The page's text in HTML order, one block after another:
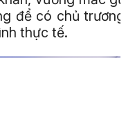
để có chủ
thực tế.